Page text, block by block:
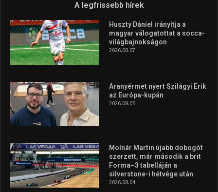
A legfrissebb hírek
Huszty Dániel irányítja a
magyar válogatottat a socca-
világbajnokságon
2026.08.07.
Aranyérmet nyert Szilágyi Erik
az Európa-kupán
2026.08.05.
Molnár Martin újabb dobogót
szerzett, már második a brit
Forma–3 tabelláján a
silverstone-i hétvége után
2026.08.04.